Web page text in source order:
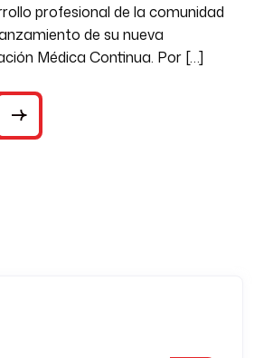
profesional de la comunidad
de su nueva
Médica Continua. Por […]